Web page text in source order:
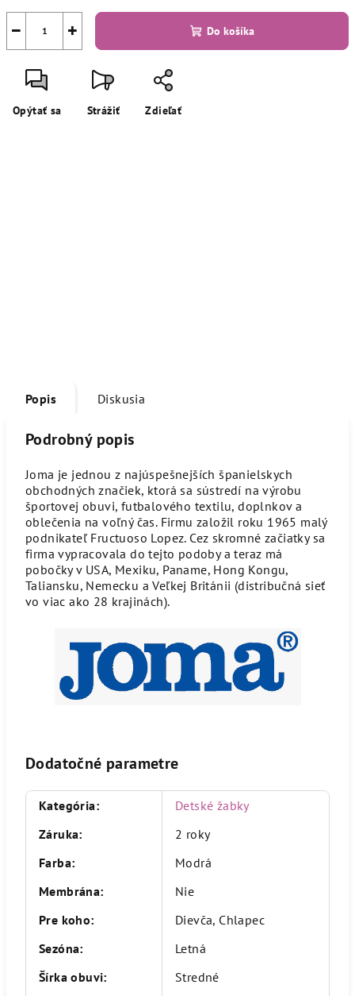
+
− Do košíka
Opýtať sa Strážiť Zdieľať
Popis Diskusia
Podrobný popis
Joma je jednou z najúspešnejších španielskych
obchodných značiek, ktorá sa sústredí na výrobu
športovej obuvi, futbalového textilu, doplnkov a
oblečenia na voľný čas. Firmu založil roku 1965 malý
podnikateľ Fructuoso Lopez. Cez skromné začiatky sa
firma vypracovala do tejto podoby a teraz má
pobočky v USA, Mexiku, Paname, Hong Kongu,
Taliansku, Nemecku a Veľkej Británii (distribučná sieť
vo viac ako 28 krajinách).
Dodatočné parametre
Kategória:
Detské žabky
Záruka:
2 roky
Farba:
Modrá
Membrána:
Nie
Pre koho:
Dievča, Chlapec
Sezóna:
Letná
Šírka obuvi:
Stredné